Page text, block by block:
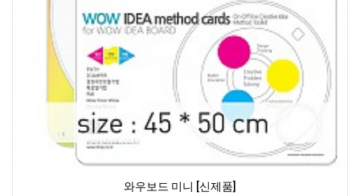
와우보드 미니 [신제품]